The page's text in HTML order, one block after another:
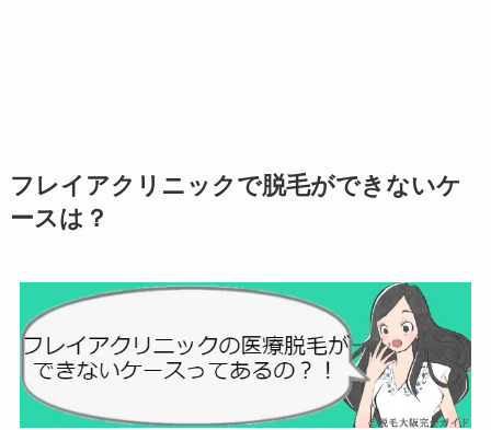
フレイアクリニックで脱毛ができないケ
ースは？